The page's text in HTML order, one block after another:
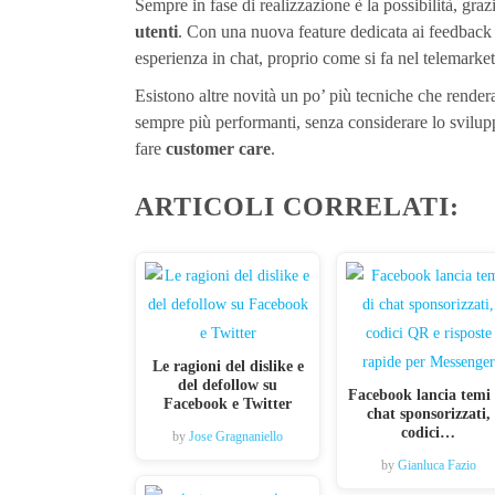
Sempre in fase di realizzazione è la possibilità,
utenti. Con una nuova feature dedicata ai
esperienza in chat, proprio come si fa nel
Esistono altre novità un po’ più tecniche che
sempre più performanti, senza considerare lo
fare customer care.
ARTICOLI CORRELATI:
Le ragioni del dislike e
del defollow su
Facebook e Twitter
byJose Gragnaniello
Facebook lancia
chat sponsorizzati,
codici…
by Gianluca Fazio